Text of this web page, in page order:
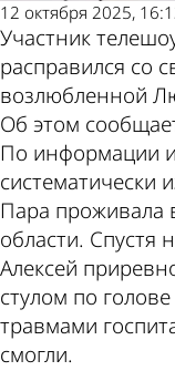
12 октября 2025,
Участник
расправился со
возлюбленной
Об этом
По информации
систематически
Пара проживала
области. Спустя
Алексей
стулом по
травмами
смогли.